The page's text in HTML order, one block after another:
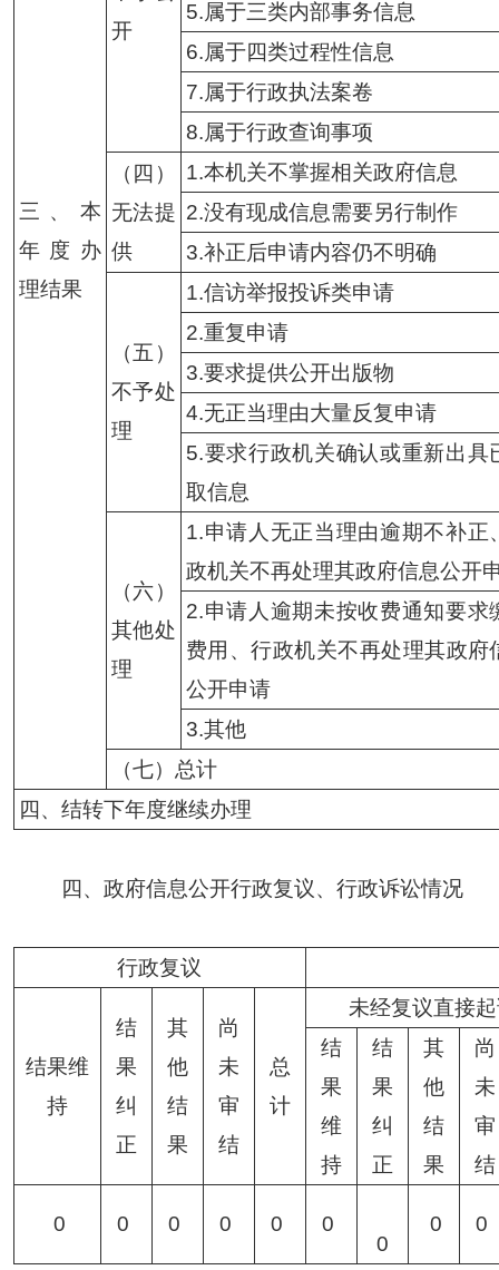
三、本
年度办
理结果
开
5.属于三类内部事务信息
6.属于四类过程性信息
7.属于行政执法案卷
8.属于行政查询事项
（四）
无法提
供
1.本机关不掌握相关政府信息
2.没有现成信息需要另行制作
3.补正后申请内容仍不明确
（五）
不予处
理
1.信访举报投诉类申请
2.重复申请
3.要求提供公开出版物
4.无正当理由大量反复申请
5.要求行政机关确认或重新出具
取信息
（六）
其他处
理
1.申请人无正当理由逾期不补正
政机关不再处理其政府信息公开
2.申请人逾期未按收费通知要求
费用、行政机关不再处理其政府
公开申请
3.其他
（七）总计
四、结转下年度继续办理
四、政府信息公开行政复议、行政诉讼情况
行政复议
结果维
持
结
果
纠
正
其
他
结
果
尚
未
审
结
总
计
未经复议直接
结
果
维
持
结
果
纠
正
其
他
结
果
尚
未
审
结
0 0 0 0 0
0
0
0 0